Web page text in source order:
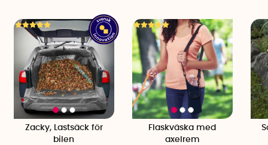
Zacky, Lastsäck för
bilen
Flaskväska med
axelrem